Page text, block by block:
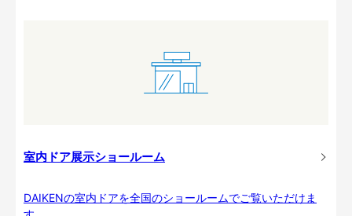
室内ドア展示ショールーム
DAIKENの室内ドアを全国のショールームでご覧いただけま